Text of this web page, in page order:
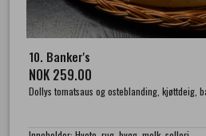
10. Banker's
NOK 259.00
Dollys tomatsaus og osteblanding, kjøttdeig,